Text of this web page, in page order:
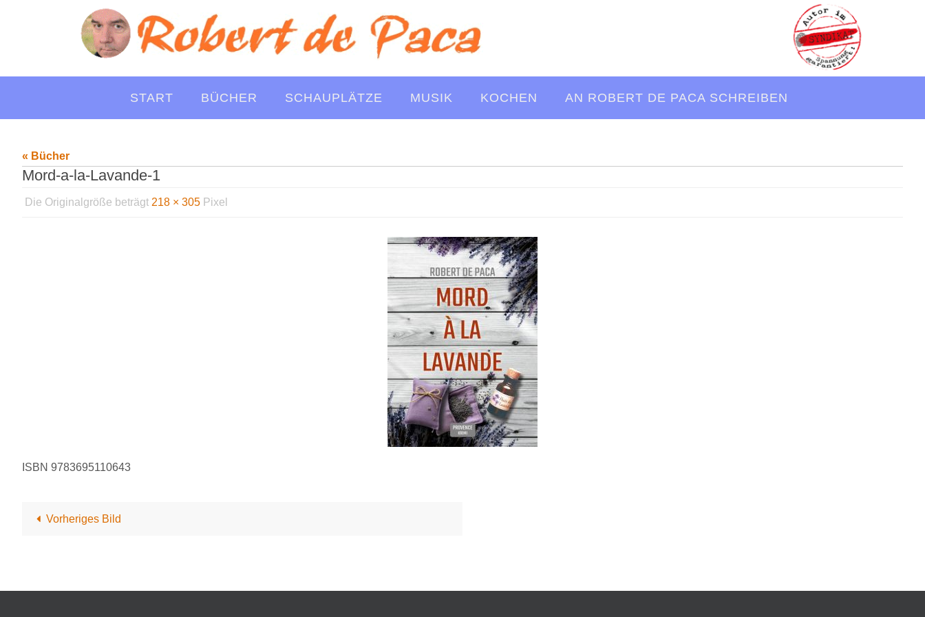
springen
START BÜCHER SCHAUPLÄTZE MUSIK KOCHEN AN ROBERT DE PACA SCHREIBEN
« Bücher
Mord-a-la-Lavande-1
Die Originalgröße beträgt 218 × 305 Pixel
ISBN 9783695110643
Vorheriges Bild